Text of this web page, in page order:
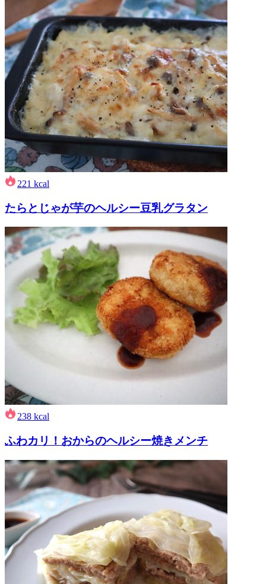
221 kcal
たらとじゃが芋のヘルシー豆乳グラタン
238 kcal
ふわカリ！おからのヘルシー焼きメンチ